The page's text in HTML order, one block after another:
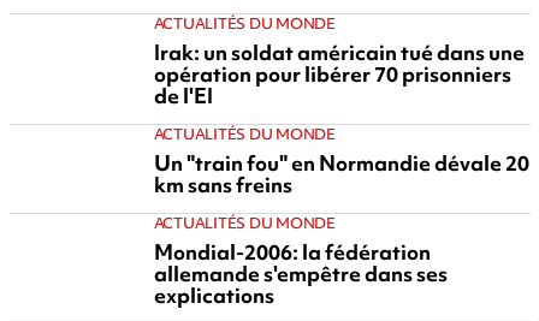
ACTUALITÉS DU MONDE
Irak: un soldat américain tué dans une
opération pour libérer 70 prisonniers
de l'EI
ACTUALITÉS DU MONDE
Un "train fou" en Normandie dévale 20
km sans freins
ACTUALITÉS DU MONDE
Mondial-2006: la fédération
allemande s'empêtre dans ses
explications